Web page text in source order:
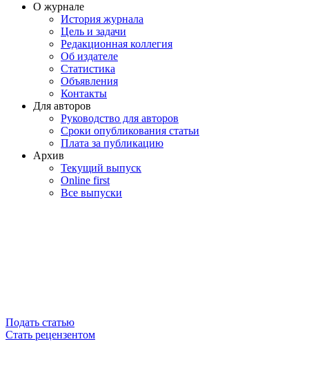
О журнале
История журнала
Цель и задачи
Редакционная коллегия
Об издателе
Статистика
Объявления
Контакты
Для авторов
Руководство для авторов
Сроки опубликования статьи
Плата за публикацию
Архив
Текущий выпуск
Online first
Все выпуски
Подать статью
Стать рецензентом